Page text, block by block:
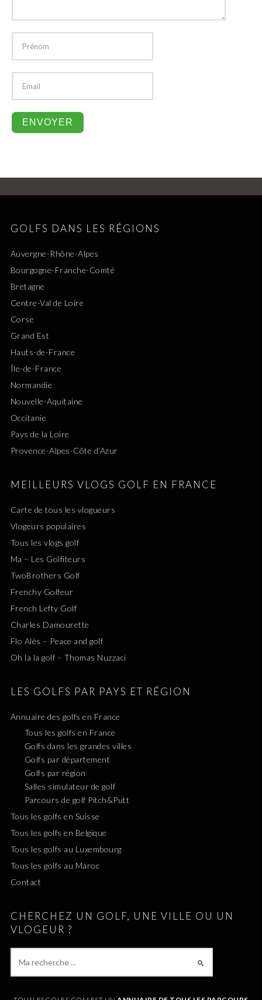
GOLFS DANS LES RÉGIONS
Auvergne-Rhône-Alpes
Bourgogne-Franche-Comté
Bretagne
Centre-Val de Loire
Corse
Grand Est
Hauts-de-France
Île-de-France
Normandie
Nouvelle-Aquitaine
Occitanie
Pays de la Loire
Provence-Alpes-Côte d’Azur
MEILLEURS VLOGS GOLF EN FRANCE
Carte de tous les vlogueurs
Vlogeurs populaires
Tous les vlogs golf
Ma – Les Golfiteurs
TwoBrothers Golf
Frenchy Golfeur
French Lefty Golf
Charles Damourette
Flo Alès – Peace and golf
Oh la la golf – Thomas Nuzzaci
LES GOLFS PAR PAYS ET RÉGION
Annuaire des golfs en France
Tous les golfs en France
Golfs dans les grandes villes
Golfs par département
Golfs par région
Salles simulateur de golf
Parcours de golf Pitch&Putt
Tous les golfs en Suisse
Tous les golfs en Belgique
Tous les golfs au Luxembourg
Tous les golfs au Maroc
Contact
CHERCHEZ UN GOLF, UNE VILLE OU UN
VLOGEUR ?